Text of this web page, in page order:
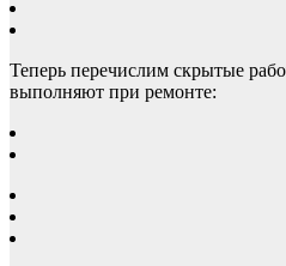
Теперь перечислим скрытые
выполняют при ремонте: